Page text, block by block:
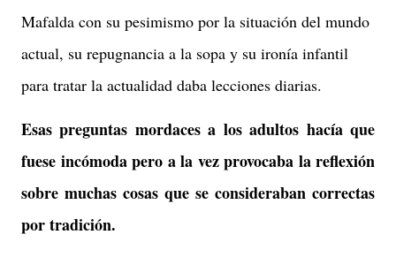
Mafalda con su pesimismo por la situación del mundo
actual, su repugnancia a la sopa y su ironía infantil
para tratar la actualidad daba lecciones diarias.
Esas preguntas mordaces a los adultos hacía que
fuese incómoda pero a la vez provocaba la reflexión
sobre muchas cosas que se consideraban correctas
por tradición.